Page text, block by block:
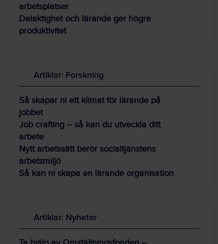
arbetsplatser
Delaktighet och lärande ger högre
produktivitet
Artiklar: Forskning
Så skapar ni ett klimat för lärande på
jobbet
Job crafting – så kan du utveckla ditt
arbete
Nytt arbetssätt berör socialtjänstens
arbetsmiljö
Så kan ni skapa en lärande organisation
Artiklar: Nyheter